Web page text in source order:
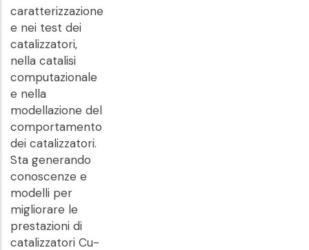
caratterizzazione
e nei test dei
catalizzatori,
nella catalisi
computazionale
e nella
modellazione del
comportamento
dei catalizzatori.
Sta generando
conoscenze e
modelli per
migliorare le
prestazioni di
catalizzatori Cu-